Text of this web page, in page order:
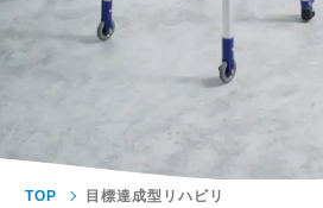
TOP 目標達成型リハビリ